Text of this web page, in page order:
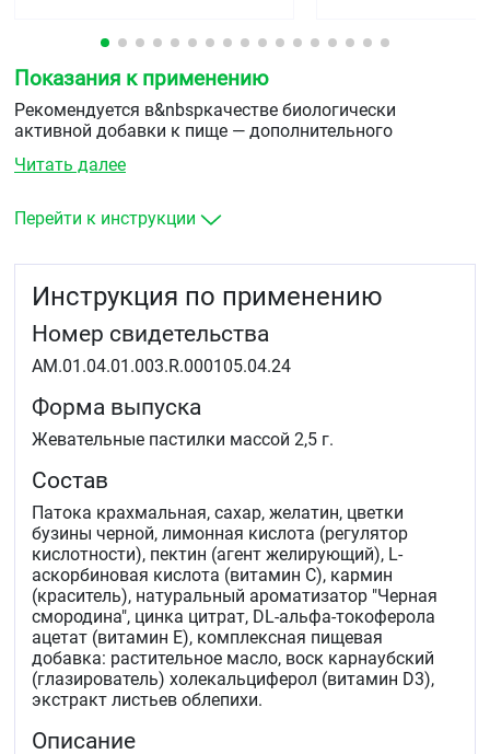
Показания к применению
Рекомендуется в&nbspкачестве биологически
активной добавки к пище — дополнительного
Читать далее
Перейти к инструкции
Инструкция по применению
Номер свидетельства
AM.01.04.01.003.R.000105.04.24
Форма выпуска
Жевательные пастилки массой 2,5 г.
Состав
Патока крахмальная, сахар, желатин, цветки
бузины черной, лимонная кислота (регулятор
кислотности), пектин (агент желирующий), L-
аскорбиновая кислота (витамин С), кармин
(краситель), натуральный ароматизатор "Черная
смородина", цинка цитрат, DL-альфа-токоферола
ацетат (витамин Е), комплексная пищевая
добавка: растительное масло, воск карнаубский
(глазирователь) холекальциферол (витамин D3),
экстракт листьев облепихи.
Описание